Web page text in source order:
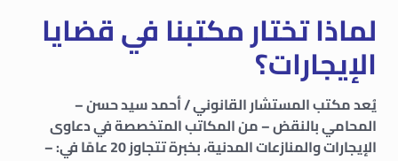
لماذا تختار مكتبنا في قضايا
الإيجارات؟
يُعد مكتب المستشار القانوني / أحمد سيد حسن –
المحامي بالنقض – من المكاتب المتخصصة في دعاوى
الإيجارات والمنازعات المدنية، بخبرة تتجاوز 20 عامًا في: –